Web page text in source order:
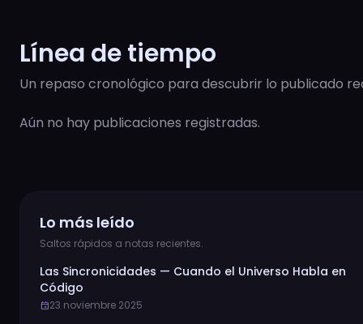
Línea de tiempo
Un repaso cronológico para descubrir lo publicado
Aún no hay publicaciones registradas.
Lo más leído
Saltos rápidos a notas recientes.
Las Sincronicidades — Cuando el Universo Habla en
Código
event23 noviembre 2025